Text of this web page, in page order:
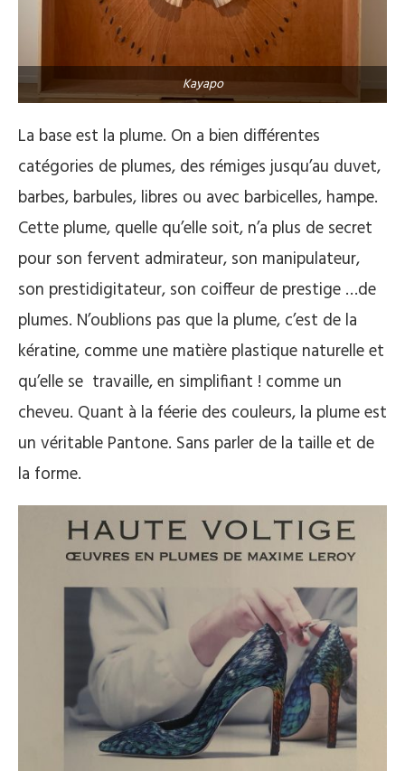
Kayapo
La base est la plume. On a bien différentes
catégories de plumes, des rémiges jusqu’au duvet,
barbes, barbules, libres ou avec barbicelles, hampe.
Cette plume, quelle qu’elle soit, n’a plus de secret
pour son fervent admirateur, son manipulateur,
son prestidigitateur, son coiffeur de prestige …de
plumes. N’oublions pas que la plume, c’est de la
kératine, comme une matière plastique naturelle et
qu’elle se travaille, en simplifiant ! comme un
cheveu. Quant à la féerie des couleurs, la plume est
un véritable Pantone. Sans parler de la taille et de
la forme.